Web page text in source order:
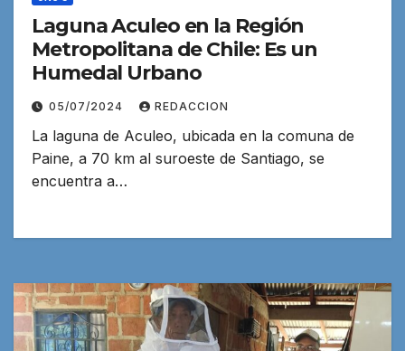
Laguna Aculeo en la Región
Metropolitana de Chile: Es un
Humedal Urbano
05/07/2024 REDACCION
La laguna de Aculeo, ubicada en la comuna de
Paine, a 70 km al suroeste de Santiago, se
encuentra a…